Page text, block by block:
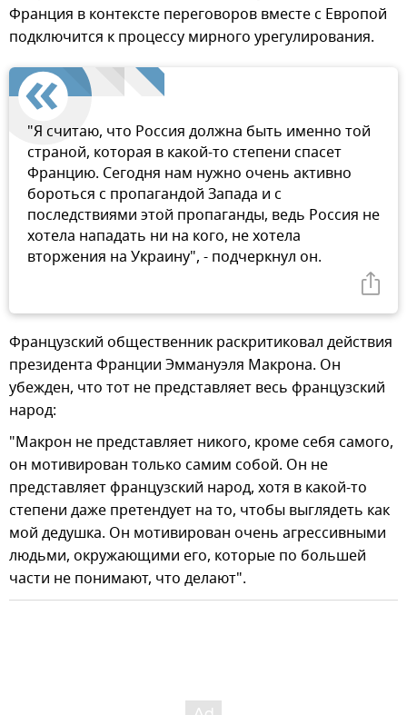
Франция в контексте переговоров вместе с Европой
подключится к процессу мирного урегулирования.
"Я считаю, что Россия должна быть именно той
страной, которая в какой-то степени спасет
Францию. Сегодня нам нужно очень активно
бороться с пропагандой Запада и с
последствиями этой пропаганды, ведь Россия не
хотела нападать ни на кого, не хотела
вторжения на Украину", - подчеркнул он.
Французский общественник раскритиковал действия
президента Франции Эммануэля Макрона. Он
убежден, что тот не представляет весь французский
народ:
"Макрон не представляет никого, кроме себя самого,
он мотивирован только самим собой. Он не
представляет французский народ, хотя в какой-то
степени даже претендует на то, чтобы выглядеть как
мой дедушка. Он мотивирован очень агрессивными
людьми, окружающими его, которые по большей
части не понимают, что делают".